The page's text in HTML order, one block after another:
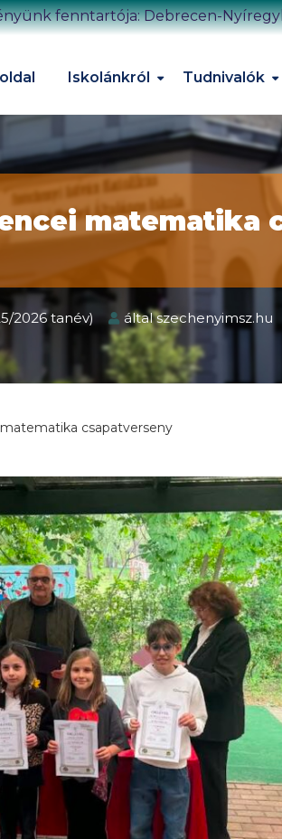
fenntartója: Debrecen-
Iskolánkról Tudnivalók
matematika
2026 tanév) általszechenyimsz.hu
csapatverseny